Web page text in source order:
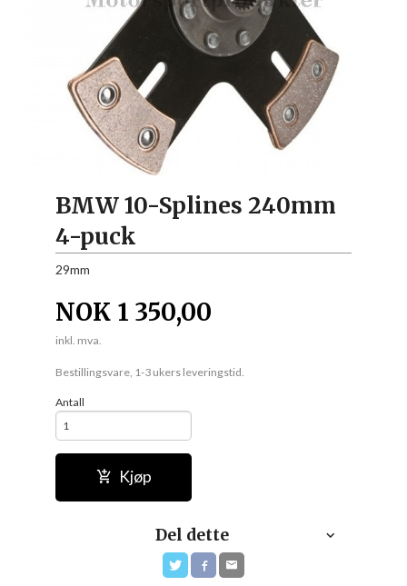
BMW 10-Splines 240mm
4-puck
29mm
NOK 1 350,00
inkl. mva.
Bestillingsvare, 1-3 ukers leveringstid.
Antall
Kjøp
Del dette